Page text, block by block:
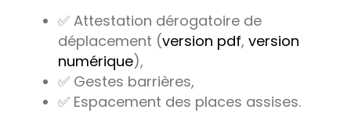
✅ Attestation dérogatoire de
déplacement (version pdf, version
numérique),
✅ Gestes barrières,
✅ Espacement des places assises.